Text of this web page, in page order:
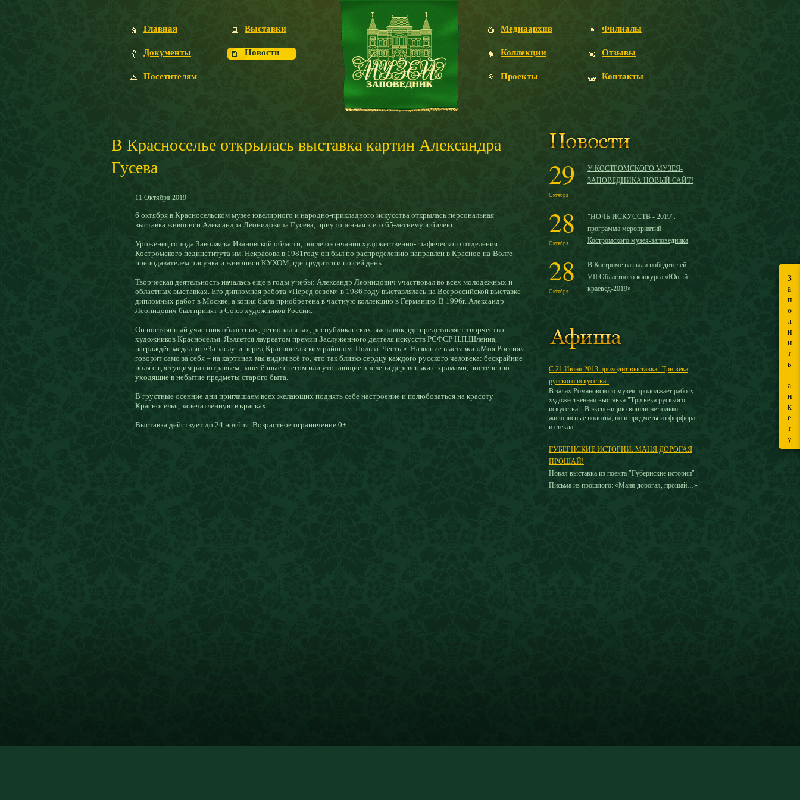
З
а
п
о
л
н
и
т
ь
а
н
к
е
т
у
Главная
Документы
Посетителям
Выставки
Новости
Медиаархив
Коллекции
Проекты
Филиалы
Отзывы
Контакты
В Красноселье открылась выставка картин Александра
Гусева
11 Октября 2019
6 октября в Красносельском музее ювелирного и народно-прикладного искусства открылась персональная
выставка живописи Александра Леонидовича Гусева, приуроченная к его 65-летнему юбилею.
Уроженец города Заволжска Ивановской области, после окончания художественно-графического отделения
Костромского пединститута им. Некрасова в 1981году он был по распределению направлен в Красное-на-Волге
преподавателем рисунка и живописи КУХОМ, где трудится и по сей день.
Творческая деятельность началась ещё в годы учёбы: Александр Леонидович участвовал во всех молодёжных и
областных выставках. Его дипломная работа «Перед севом» в 1986 году выставлялась на Всероссийской выставке
дипломных работ в Москве, а копия была приобретена в частную коллекцию в Германию. В 1996г. Александр
Леонидович был принят в Союз художников России.
Он постоянный участник областных, региональных, республиканских выставок, где представляет творчество
художников Красноселья. Является лауреатом премии Заслуженного деятеля искусств РСФСР Н.П.Шлеина,
награждён медалью «За заслуги перед Красносельским районом. Польза. Честь.». Название выставки «Моя Россия»
говорит само за себя – на картинах мы видим всё то, что так близко сердцу каждого русского человека: бескрайние
поля с цветущим разнотравьем, занесённые снегом или утопающие в зелени деревеньки с храмами, постепенно
уходящие в небытие предметы старого быта.
В грустные осенние дни приглашаем всех желающих поднять себе настроение и полюбоваться на красоту
Красноселья, запечатлённую в красках.
Выставка действует до 24 ноября. Возрастное ограничение 0+.
29
Октября
У КОСТРОМСКОГО МУЗЕЯ-
ЗАПОВЕДНИКА НОВЫЙ САЙТ!
28
Октября
"НОЧЬ ИСКУССТВ - 2019".
программа мероприятий
Костромского музея-заповедника
28
Октября
В Костроме назвали победителей
VII Областного конкурса «Юный
краевед-2019»
С 21 Июня 2013 проходит выставка "Три века
русского искусства"
В залах Романовского музея продолжает работу
художественная выставка "Три века русккого
искусства". В экспозицию вошли не только
живописные полотна, но и предметы из форфора
и стекла
ГУБЕРНСКИЕ ИСТОРИИ. МАНЯ ДОРОГАЯ
ПРОЩАЙ!
Новая выставка из поекта "Губернские истории"
Письма из прошлого: «Маня дорогая, прощай…»